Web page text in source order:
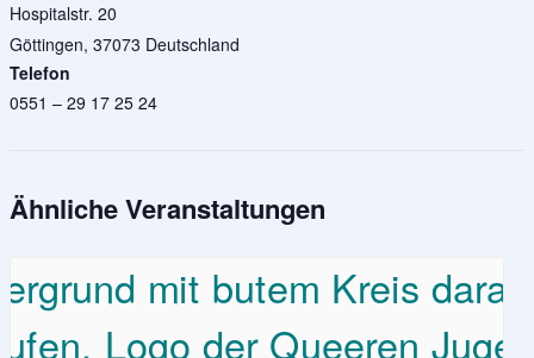
Hospitalstr. 20
Göttingen, 37073 Deutschland
Telefon
0551 – 29 17 25 24
Ähnliche Veranstaltungen